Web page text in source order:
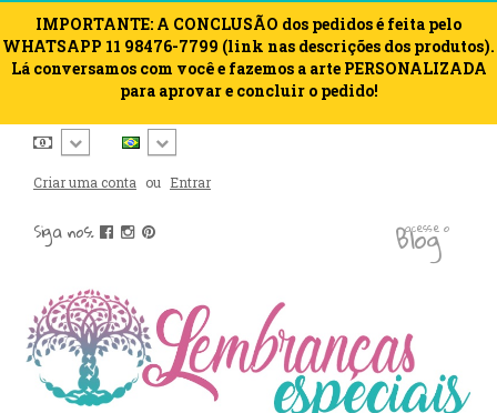
IMPORTANTE: A CONCLUSÃO dos pedidos é feita pelo
WHATSAPP 11 98476-7799 (link nas descrições dos produtos).
Lá conversamos com você e fazemos a arte PERSONALIZADA
para aprovar e concluir o pedido!
Criar uma conta ou Entrar
Siga nos: acesse o
blog